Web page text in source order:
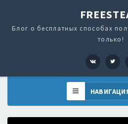
Блог о бесплатных способах
только!
VK